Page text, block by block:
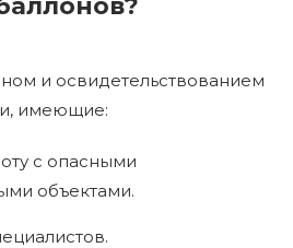
и освидетельствованием
имеющие:
с опасными
объектами.